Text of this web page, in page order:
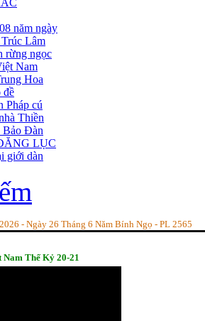
năm ngày
Lâm
rừng ngọc
Nam
Hoa
đề
Pháp cú
Thiền
Bảo Đàn
LỤC
giới dàn
- Ngày 26 Tháng 6 Năm Bính Ngọ - PL 2565
Thế Kỷ 20-21